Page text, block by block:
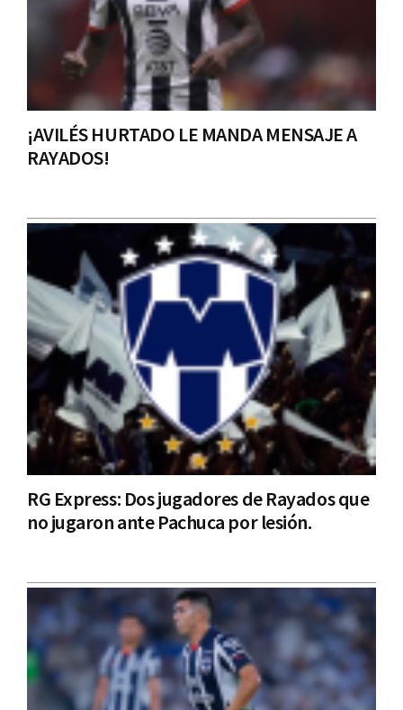
¡AVILÉS HURTADO LE MANDA MENSAJE A
RAYADOS!
RG Express: Dos jugadores de Rayados que
no jugaron ante Pachuca por lesión.